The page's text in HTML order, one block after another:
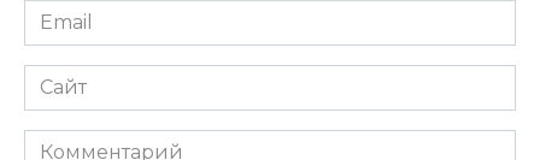
Email
*
Сайт
Комментарий